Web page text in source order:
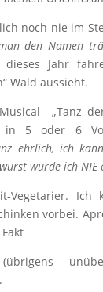
noch nie im
den Namen
dieses Jahr
Wald aussieht.
„Tanz
in 5 oder 6
ehrlich, ich
würde ich NIE
Ich
vorbei.